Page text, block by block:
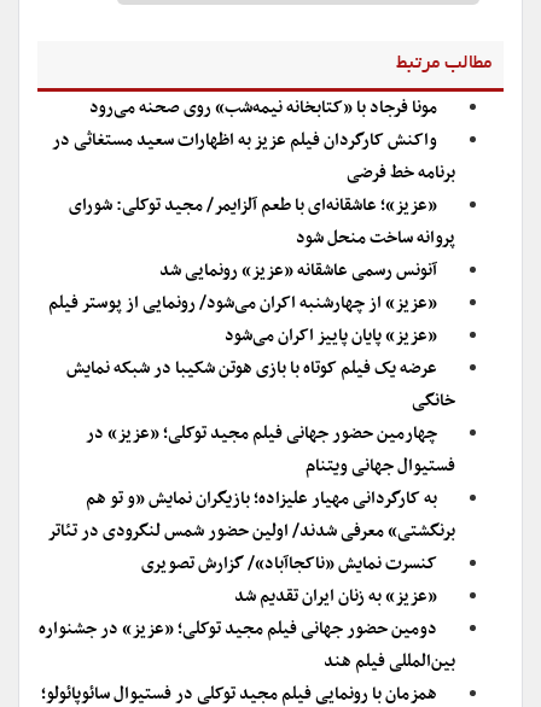
مطالب مرتبط
مونا فرجاد با «کتابخانه نیمه‌شب» روی صحنه می‌رود
واکنش کارگردان فیلم عزیز به اظهارات سعید مستغاثی در
برنامه خط فرضی
«عزیز»؛ عاشقانه‌ای با طعم آلزایمر/ مجید توکلی: شورای
پروانه ساخت منحل شود
آنونس رسمی عاشقانه «عزیز» رونمایی شد
«عزیز» از چهارشنبه اکران می‌شود/ رونمایی از پوستر فیلم
«عزیز» پایان پاییز اکران می‌شود
عرضه یک فیلم کوتاه با بازی هوتن شکیبا در شبکه نمایش
خانگی
چهارمین حضور جهانی فیلم مجید توکلی؛ «عزیز» در
فستیوال جهانی ویتنام
به کارگردانی مهیار علیزاده؛ بازیگران نمایش «و تو هم
برنگشتی» معرفی شدند/ اولین حضور شمس لنگرودی در تئاتر
کنسرت نمایش «ناکجاآباد»/ گزارش تصویری
«عزیز» به زنان ایران تقدیم شد
دومین حضور جهانی فیلم مجید توکلی؛ «عزیز» در جشنواره
بین‌المللی فیلم هند
همزمان با رونمایی فیلم مجید توکلی در فستیوال سائوپائولو؛